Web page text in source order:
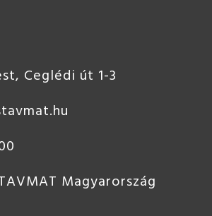
Ceglédi út 1-3
Magyarország